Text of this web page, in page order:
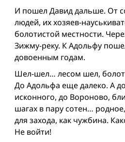
И пошел Давид дальше. От
людей, их хозяев-
болотистой местности.
Зижму-реку. К Адольфу
довоенным годам.
Шел-шел… лесом шел,
До Адольфа еще далеко. А
исконного, до Вороново,
шагах в пару сотен…
для захода, как чужбина.
Не войти!